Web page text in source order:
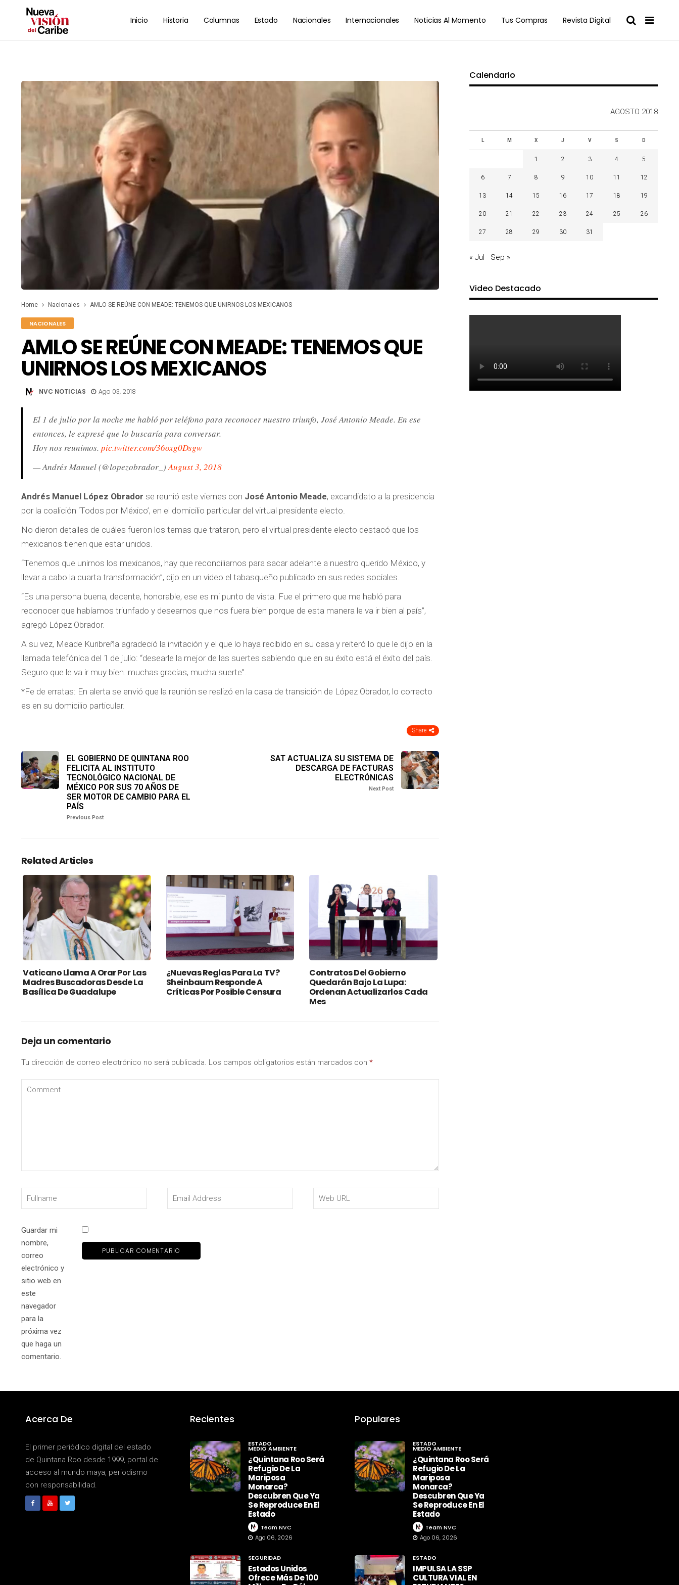
Inicio Historia Columnas Estado Nacionales Internacionales Noticias Al Momento Tus Compras Revista Digital
Home Nacionales AMLO SE REÚNE CON MEADE: TENEMOS QUE UNIRNOS LOS MEXICANOS
NACIONALES
AMLO SE REÚNE CON MEADE: TENEMOS QUE
UNIRNOS LOS MEXICANOS
NVC NOTICIAS Ago 03, 2018
El 1 de julio por la noche me habló por teléfono para reconocer nuestro triunfo, José Antonio Meade. En ese
entonces, le expresé que lo buscaría para conversar.
Hoy nos reunimos. pic.twitter.com/36oxg0Dsgw
— Andrés Manuel (@lopezobrador_)August 3, 2018
Andrés Manuel López Obrador se reunió este viernes con José Antonio Meade, excandidato a la presidencia
por la coalición ‘Todos por México’, en el domicilio particular del virtual presidente electo.
No dieron detalles de cuáles fueron los temas que trataron, pero el virtual presidente electo destacó que los
mexicanos tienen que estar unidos.
“Tenemos que unirnos los mexicanos, hay que reconciliarnos para sacar adelante a nuestro querido México, y
llevar a cabo la cuarta transformación”, dijo en un video el tabasqueño publicado en sus redes sociales.
“Es una persona buena, decente, honorable, ese es mi punto de vista. Fue el primero que me habló para
reconocer que habíamos triunfado y desearnos que nos fuera bien porque de esta manera le va ir bien al país”,
agregó López Obrador.
A su vez, Meade Kuribreña agradeció la invitación y el que lo haya recibido en su casa y reiteró lo que le dijo en la
llamada telefónica del 1 de julio: “desearle la mejor de las suertes sabiendo que en su éxito está el éxito del país.
Seguro que le va ir muy bien. muchas gracias, mucha suerte”.
*Fe de erratas: En alerta se envió que la reunión se realizó en la casa de transición de López Obrador, lo correcto
es en su domicilio particular.
Share
EL GOBIERNO DE QUINTANA ROO
FELICITA AL INSTITUTO
TECNOLÓGICO NACIONAL DE
MÉXICO POR SUS 70 AÑOS DE
SER MOTOR DE CAMBIO PARA EL
PAÍS
Previous Post
SAT ACTUALIZA SU SISTEMA DE
DESCARGA DE FACTURAS
ELECTRÓNICAS
Next Post
Related Articles
Vaticano Llama A Orar Por Las
Madres Buscadoras Desde La
Basílica De Guadalupe
¿Nuevas Reglas Para La TV?
Sheinbaum Responde A
Críticas Por Posible Censura
Contratos Del Gobierno
Quedarán Bajo La Lupa:
Ordenan Actualizarlos Cada
Mes
Deja un comentario
Tu dirección de correo electrónico no será publicada. Los campos obligatorios están marcados con *
Guardar mi
nombre,
correo
electrónico y
sitio web en
este
navegador
para la
próxima vez
que haga un
comentario.
Calendario
AGOSTO 2018
L M X J V S D
1 2 3 4 5
6 7 8 9 10 11 12
13 14 15 16 17 18 19
20 21 22 23 24 25 26
27 28 29 30 31
« Jul Sep »
Video Destacado
Acerca De
El primer periódico digital del estado
de Quintana Roo desde 1999, portal de
acceso al mundo maya, periodismo
con responsabilidad.
Recientes
ESTADO
MEDIO AMBIENTE
¿Quintana Roo Será
Refugio De La
Mariposa
Monarca?
Descubren Que Ya
Se Reproduce En El
Estado
Team NVC
Ago 06, 2026
SEGURIDAD
Estados Unidos
Ofrece Más De 100
Populares
ESTADO
MEDIO AMBIENTE
¿Quintana Roo Será
Refugio De La
Mariposa
Monarca?
Descubren Que Ya
Se Reproduce En El
Estado
Team NVC
Ago 06, 2026
ESTADO
IMPULSA LA SSP
CULTURA VIAL EN